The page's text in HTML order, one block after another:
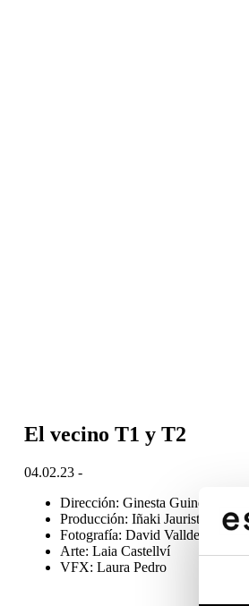
El vecino T1 y T2
04.02.23 -
Dirección: Ginesta Guindal, Paco
Producción: Iñaki Jauristi, Aritz
Fotografía: David Valldepérez,
Arte: Laia Castellví
VFX: Laura Pedro